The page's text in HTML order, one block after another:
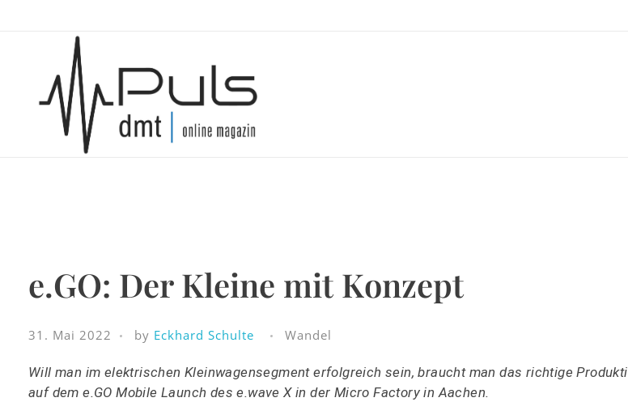
e.GO: Der Kleine mit Konzept
31. Mai 2022 by Eckhard Schulte Wandel
Will man im elektrischen Kleinwagensegment erfolgreich sein, braucht man das richtige
auf dem e.GO Mobile Launch des e.wave X in der Micro Factory in Aachen.